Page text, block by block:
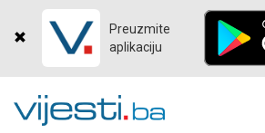
Preuzmite
aplikaciju